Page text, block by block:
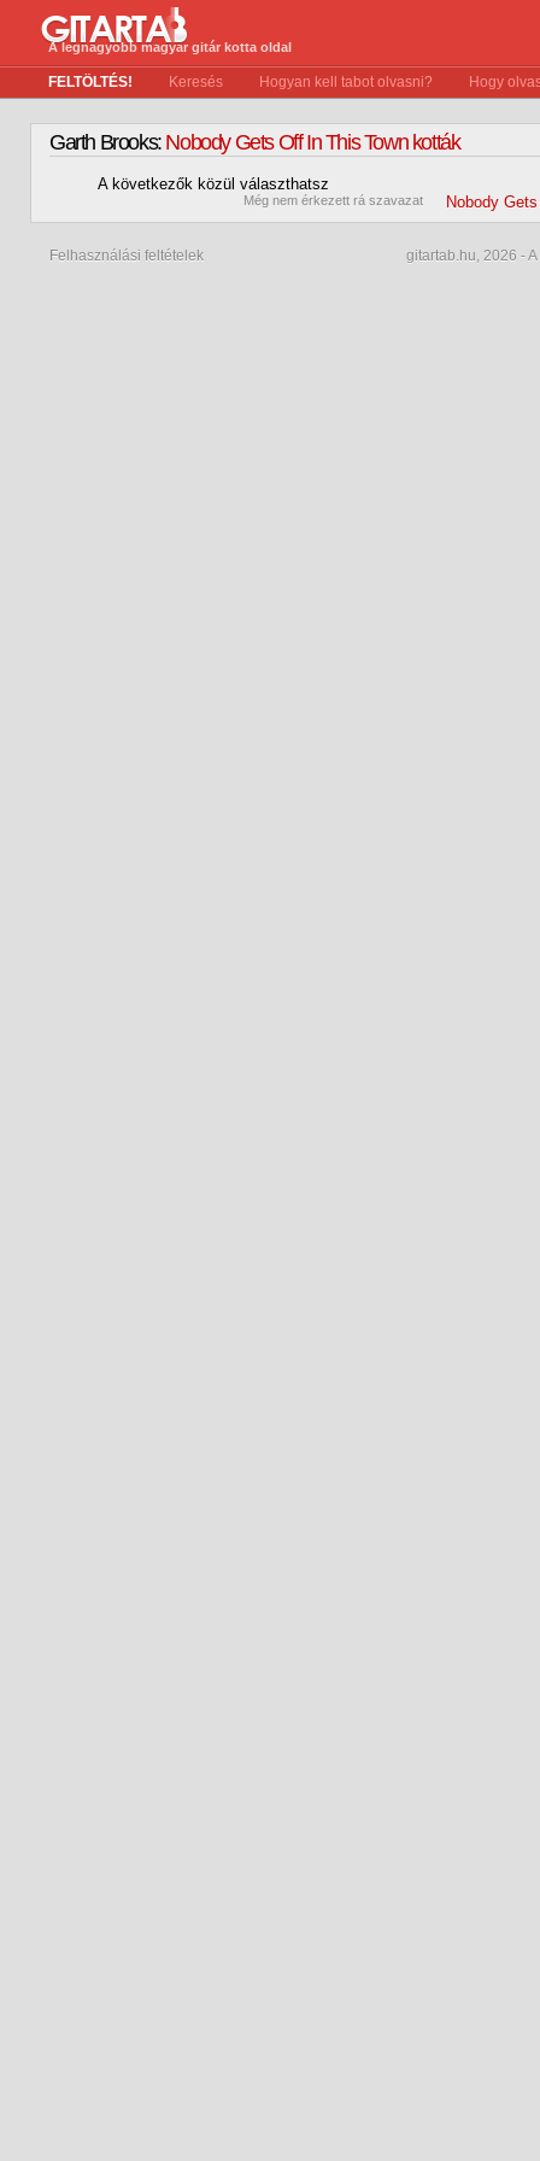
A legnagyobb magyar gitár kotta oldal
FELTÖLTÉS! Keresés Hogyan kell tabot olvasni? Hogy
Garth Brooks:Nobody Gets Off In This Town kották
A következők közül választhatsz
Még nem érkezett rá szavazat Nobody
Felhasználási feltételek gitartab.hu, 2026 -